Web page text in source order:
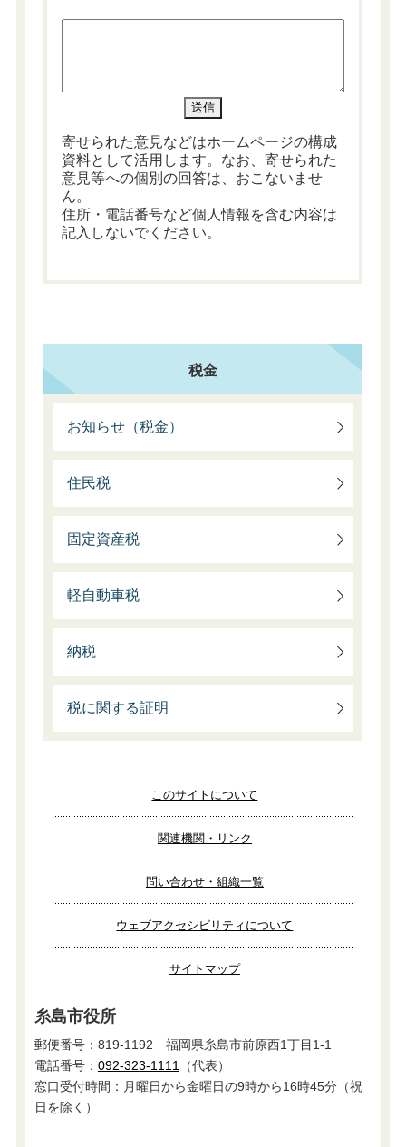
寄せられた意見などはホームページの構成
資料として活用します。なお、寄せられた
意見等への個別の回答は、おこないませ
ん。
住所・電話番号など個人情報を含む内容は
記入しないでください。
税金
お知らせ（税金）
住民税
固定資産税
軽自動車税
納税
税に関する証明
このサイトについて
関連機関・リンク
問い合わせ・組織一覧
ウェブアクセシビリティについて
サイトマップ
糸島市役所
郵便番号：819-1192 福岡県糸島市前原西1丁目1-1
電話番号： 092-323-1111
（代表）
窓口受付時間：月曜日から金曜日の9時から16時45分（祝
日を除く）